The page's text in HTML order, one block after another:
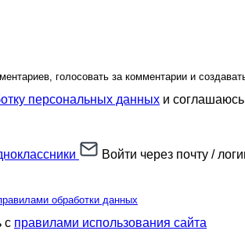
голосовать за комментарии и
персональных данных и
Войти через почту /
обработки данных
с правилами использования сайта